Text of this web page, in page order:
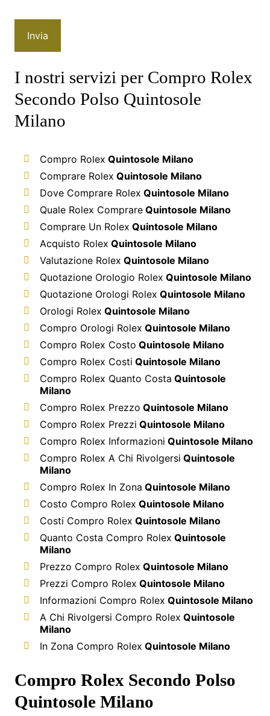
I nostri servizi per Compro Rolex
Secondo Polso Quintosole
Milano
Compro Rolex Quintosole Milano
Comprare Rolex Quintosole Milano
Dove Comprare Rolex Quintosole Milano
Quale Rolex Comprare Quintosole Milano
Comprare Un Rolex Quintosole Milano
Acquisto Rolex Quintosole Milano
Valutazione Rolex Quintosole Milano
Quotazione Orologio Rolex Quintosole Milano
Quotazione Orologi Rolex Quintosole Milano
Orologi Rolex Quintosole Milano
Compro Orologi Rolex Quintosole Milano
Compro Rolex Costo Quintosole Milano
Compro Rolex Costi Quintosole Milano
Compro Rolex Quanto Costa Quintosole
Milano
Compro Rolex Prezzo Quintosole Milano
Compro Rolex Prezzi Quintosole Milano
Compro Rolex Informazioni Quintosole Milano
Compro Rolex A Chi Rivolgersi Quintosole
Milano
Compro Rolex In Zona Quintosole Milano
Costo Compro Rolex Quintosole Milano
Costi Compro Rolex Quintosole Milano
Quanto Costa Compro Rolex Quintosole
Milano
Prezzo Compro Rolex Quintosole Milano
Prezzi Compro Rolex Quintosole Milano
Informazioni Compro Rolex Quintosole Milano
A Chi Rivolgersi Compro Rolex Quintosole
Milano
In Zona Compro Rolex Quintosole Milano
Compro Rolex Secondo Polso
Quintosole Milano